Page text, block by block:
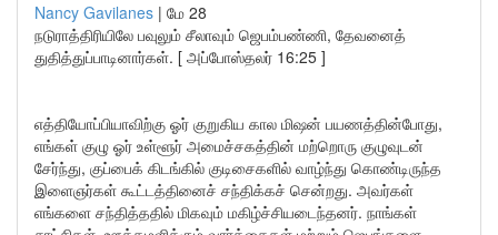
Nancy Gavilanes | மே 28
நடுராத்திரியிலே பவுலும் சீலாவும் ஜெபம்பண்ணி, தேவனைத்
துதித்துப்பாடினார்கள். [ அப்போஸ்தலர் 16:25 ]
எத்தியோப்பியாவிற்கு ஓர் குறுகிய கால மிஷன் பயணத்தின்போது,
எங்கள் குழு ஓர் உள்ளூர் அமைச்சகத்தின் மற்றொரு குழுவுடன்
சேர்ந்து, குப்பைக் கிடங்கில் குடிசைகளில் வாழ்ந்து கொண்டிருந்த
இளைஞர்கள் கூட்டத்தினைச் சந்திக்கச் சென்றது. அவர்கள்
எங்களை சந்தித்ததில் மிகவும் மகிழ்ச்சியடைந்தனர். நாங்கள்